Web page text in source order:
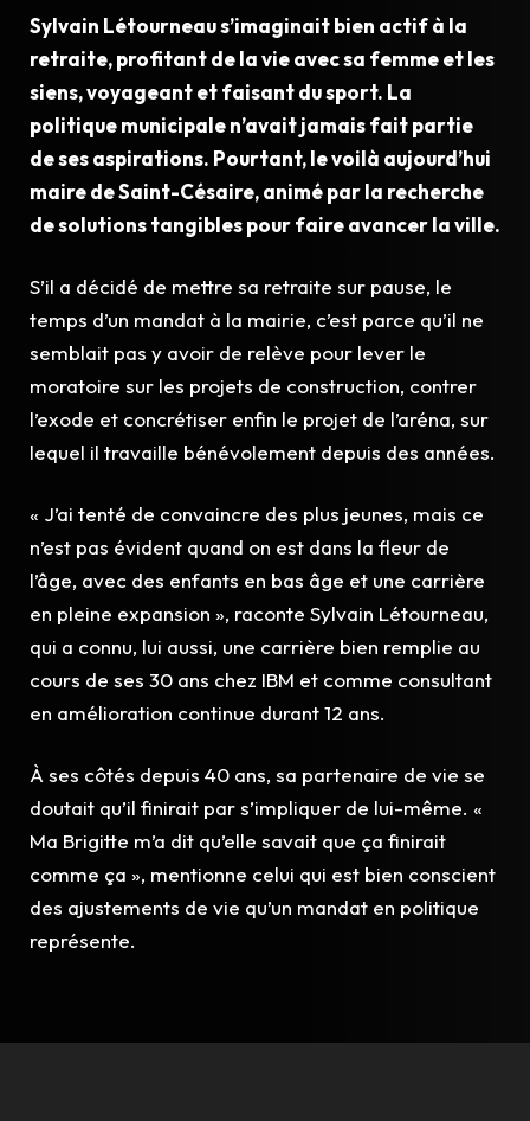
Sylvain Létourneau s’imaginait bien actif à la
retraite, profitant de la vie avec sa femme et les
siens, voyageant et faisant du sport. La
politique municipale n’avait jamais fait partie
de ses aspirations. Pourtant, le voilà aujourd’hui
maire de Saint-Césaire, animé par la recherche
de solutions tangibles pour faire avancer la ville.
S’il a décidé de mettre sa retraite sur pause, le
temps d’un mandat à la mairie, c’est parce qu’il ne
semblait pas y avoir de relève pour lever le
moratoire sur les projets de construction, contrer
l’exode et concrétiser enfin le projet de l’aréna, sur
lequel il travaille bénévolement depuis des années.
« J’ai tenté de convaincre des plus jeunes, mais ce
n’est pas évident quand on est dans la fleur de
l’âge, avec des enfants en bas âge et une carrière
en pleine expansion », raconte Sylvain Létourneau,
qui a connu, lui aussi, une carrière bien remplie au
cours de ses 30 ans chez IBM et comme consultant
en amélioration continue durant 12 ans.
À ses côtés depuis 40 ans, sa partenaire de vie se
doutait qu’il finirait par s’impliquer de lui-même. «
Ma Brigitte m’a dit qu’elle savait que ça finirait
comme ça », mentionne celui qui est bien conscient
des ajustements de vie qu’un mandat en politique
représente.